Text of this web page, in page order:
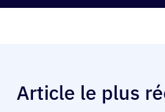
Article le plus